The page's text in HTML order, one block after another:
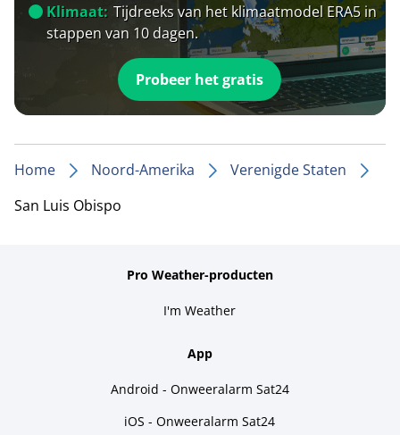
Klimaat: Tijdreeks van het klimaatmodel ERA5 in
stappen van 10 dagen.
Probeer het gratis
Home Noord-Amerika
Verenigde Staten
San Luis Obispo
Pro Weather-producten
I'm Weather
App
Android - Onweeralarm Sat24
iOS - Onweeralarm Sat24